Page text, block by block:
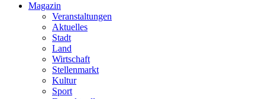
Magazin
Veranstaltungen
Aktuelles
Stadt
Land
Wirtschaft
Stellenmarkt
Kultur
Sport